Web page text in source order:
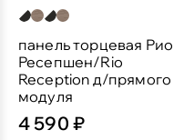
панель торцевая Рио
Ресепшен/Rio
Reception д/прямого
модуля
4 590 ₽